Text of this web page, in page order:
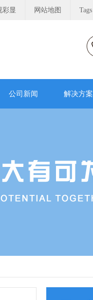
彩显 网站地图 Tags
公司新闻 解决方案